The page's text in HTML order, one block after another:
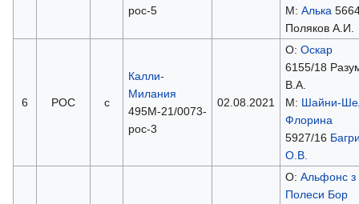
рос-5
М: Алька
Поляков А.И.
6 РОС с
Калли-
Милания
495М-21/0073-
рос-3
02.08.2021
О: Оскар
6155/18
В.А.
М: Шайни-
Флорина
5927/16
О.В.
О: Альфонс з
Полеси Бор